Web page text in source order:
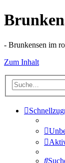
- Brunkensen im
Zum Inhalt